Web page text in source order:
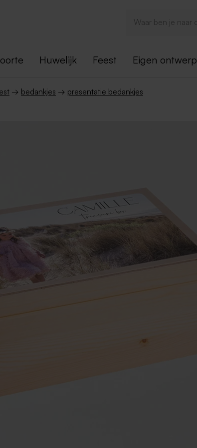
Huwelijk Feest Eigen ontwerp
→ bedankjes → presentatie bedankjes